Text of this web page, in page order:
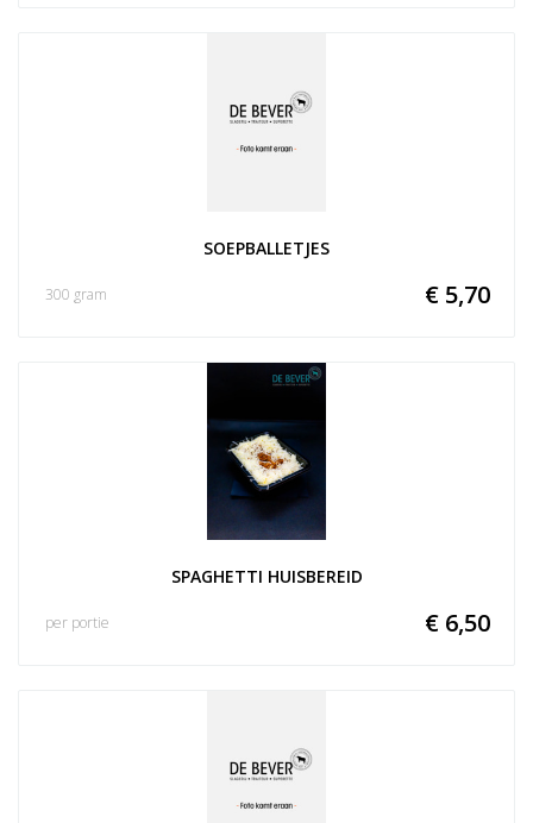
SOEPBALLETJES
€ 5,70
300 gram
SPAGHETTI HUISBEREID
€ 6,50
per portie